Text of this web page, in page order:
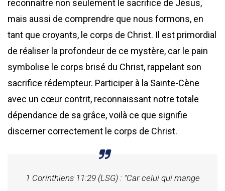
reconnaître non seulement le sacrifice de Jésus,
mais aussi de comprendre que nous formons, en
tant que croyants, le corps de Christ. Il est primordial
de réaliser la profondeur de ce mystère, car le pain
symbolise le corps brisé du Christ, rappelant son
sacrifice rédempteur. Participer à la Sainte-Cène
avec un cœur contrit, reconnaissant notre totale
dépendance de sa grâce, voilà ce que signifie
discerner correctement le corps de Christ.
1 Corinthiens 11:29 (LSG) : "Car celui qui mange